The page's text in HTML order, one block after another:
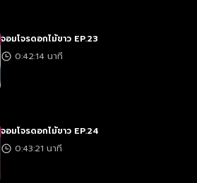
จอมโจรดอกไม้ขาว EP.23
0:42:14 นาที
จอมโจรดอกไม้ขาว EP.24
0:43:21 นาที